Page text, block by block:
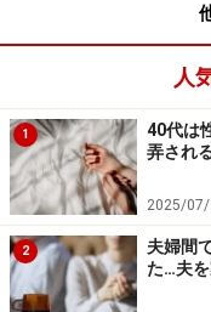
き、彼がいつもの
彼もサトコさんも一
れたという思いが
幕を閉じた。
生活習慣が違
シニア向けのマッチ
人
1
40代は
弄され
2025/
2
夫婦間
た…夫